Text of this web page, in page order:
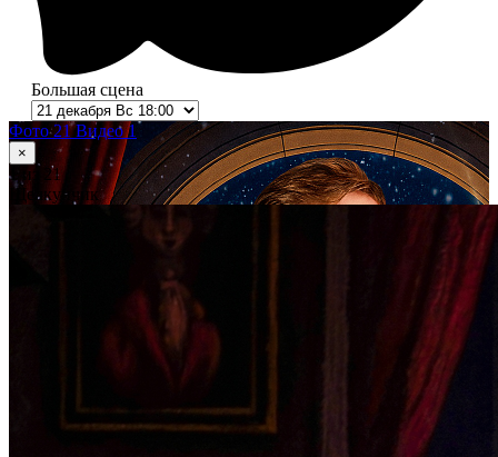
Большая сцена
Фото 21Видео 1
×
1
из 21
Щелкунчик